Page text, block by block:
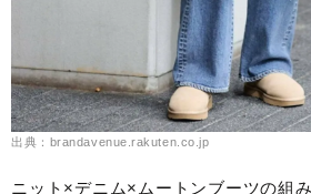
出典：brandavenue.rakuten.co.jp
ニット×デニム×ムートンブーツの組